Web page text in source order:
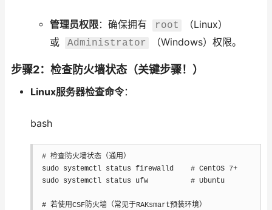
管理员权限：确保拥有 root
（Linux）
或
Administrator （Windows）权限。
步骤2：检查防火墙状态（关键步骤！）
Linux服务器检查命令：
bash
# 检查防火墙状态（通用）
sudo systemctl status firewalld # CentOS 7+
sudo systemctl status ufw # Ubuntu
# 若使用CSF防火墙（常见于RAKsmart预装环境）